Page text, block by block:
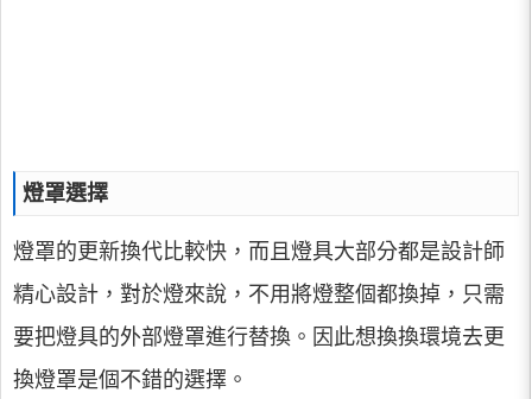
燈罩選擇
燈罩的更新換代比較快，而且燈具大部分都是設計師
精心設計，對於燈來說，不用將燈整個都換掉，只需
要把燈具的外部燈罩進行替換。因此想換換環境去更
換燈罩是個不錯的選擇。